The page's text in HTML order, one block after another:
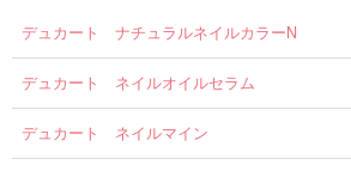
デュカート ナチュラルネイルカラーN
デュカート ネイルオイルセラム
デュカート ネイルマイン